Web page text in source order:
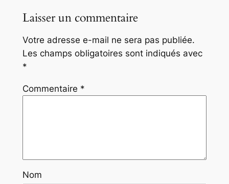
Laisser un commentaire
Votre adresse e-mail ne sera pas publiée.
Les champs obligatoires sont indiqués avec
*
Commentaire *
Nom